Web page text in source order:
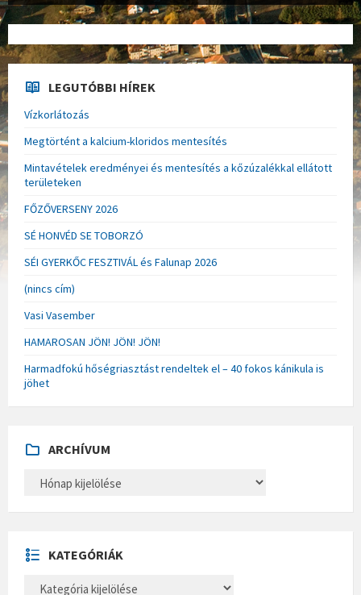
LEGUTÓBBI HÍREK
Vízkorlátozás
Megtörtént a kalcium-kloridos mentesítés
Mintavételek eredményei és mentesítés a kőzúzalékkal ellátott
területeken
FŐZŐVERSENY 2026
SÉ HONVÉD SE TOBORZÓ
SÉI GYERKŐC FESZTIVÁL és Falunap 2026
(nincs cím)
Vasi Vasember
HAMAROSAN JÖN! JÖN! JÖN!
Harmadfokú hőségriasztást rendeltek el – 40 fokos kánikula is
jöhet
ARCHÍVUM
H
U
M
KATEGÓRIÁK